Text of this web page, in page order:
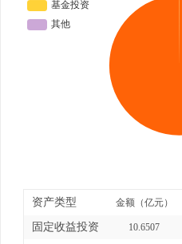
资产类型 金额（亿元）
固定收益投资 10.6507